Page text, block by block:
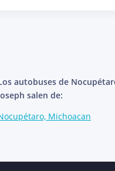
autobuses de
salen de:
Michoacan